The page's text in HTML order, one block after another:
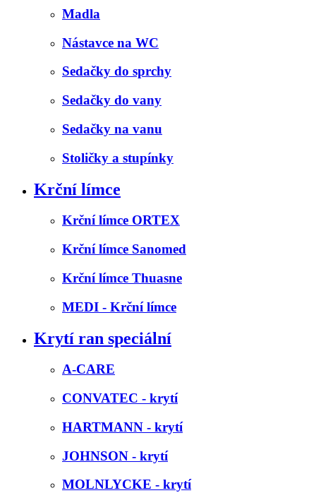
Madla
Nástavce na WC
Sedačky do sprchy
Sedačky do vany
Sedačky na vanu
Stoličky a stupínky
Krční límce
Krční límce ORTEX
Krční límce Sanomed
Krční límce Thuasne
MEDI - Krční límce
Krytí ran speciální
A-CARE
CONVATEC - krytí
HARTMANN - krytí
JOHNSON - krytí
MOLNLYCKE - krytí